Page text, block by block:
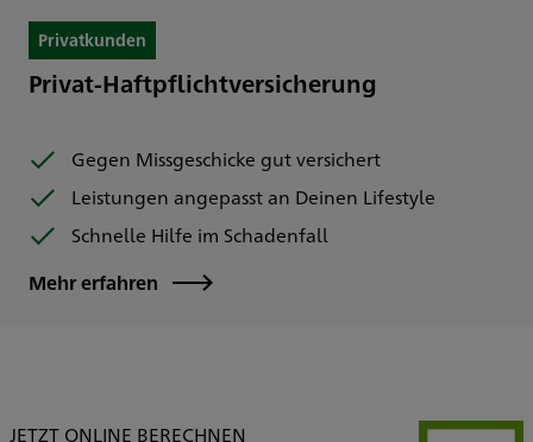
Privatkunden
Privat-Haftpflichtversicherung
Gegen Missgeschicke gut versichert
Leistungen angepasst an Deinen Lifestyle
Schnelle Hilfe im Schadenfall
Mehr erfahren
JETZT ONLINE BERECHNEN